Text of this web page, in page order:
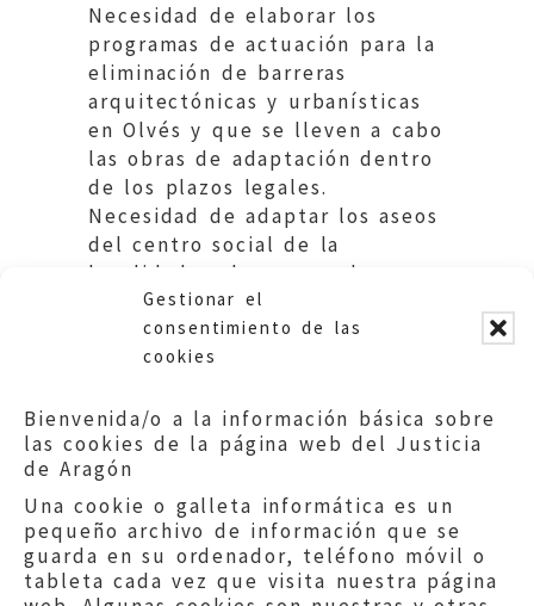
Gestionar el
consentimiento de las
cookies
Bienvenida/o a la información básica sobre
las cookies de la página web del Justicia
de Aragón
Una cookie o galleta informática es un
pequeño archivo de información que se
guarda en su ordenador, teléfono móvil o
tableta cada vez que visita nuestra página
Necesidad de elaborar los
programas de actuación para la
eliminación de barreras
arquitectónicas y urbanísticas
en Olvés y que se lleven a cabo
las obras de adaptación dentro
de los plazos legales.
Necesidad de adaptar los aseos
del centro social de la
localidad y el acceso a la
Iglesia. Ayuntamiento de Olvés.